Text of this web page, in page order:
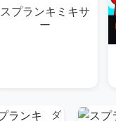
スプランキミキサ
ー
ダ